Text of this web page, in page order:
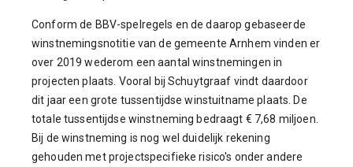
Conform de BBV-spelregels en de daarop gebaseerde
winstnemingsnotitie van de gemeente Arnhem vinden er
over 2019 wederom een aantal winstnemingen in
projecten plaats. Vooral bij Schuytgraaf vindt daardoor
dit jaar een grote tussentijdse winstuitname plaats. De
totale tussentijdse winstneming bedraagt € 7,68 miljoen.
Bij de winstneming is nog wel duidelijk rekening
gehouden met projectspecifieke risico's onder andere